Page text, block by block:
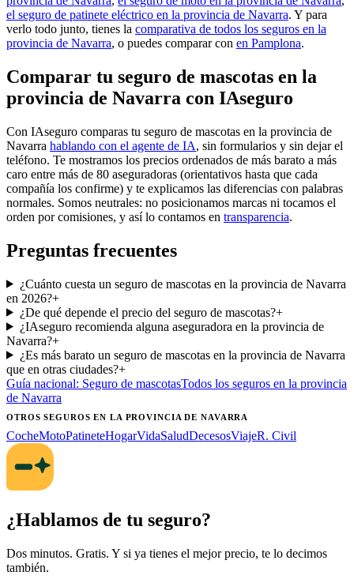
el seguro de patinete eléctrico en la provincia de Navarra. Y para
verlo todo junto, tienes la comparativa de todos los seguros en la
provincia de Navarra, o puedes comparar con en Pamplona.
Comparar tu seguro de mascotas en la
provincia de Navarra con IAseguro
Con IAseguro comparas tu seguro de mascotas en la provincia de
Navarra hablando con el agente de IA, sin formularios y sin dejar el
teléfono. Te mostramos los precios ordenados de más barato a más
caro entre más de 80 aseguradoras (orientativos hasta que cada
compañía los confirme) y te explicamos las diferencias con palabras
normales. Somos neutrales: no posicionamos marcas ni tocamos el
orden por comisiones, y así lo contamos en transparencia.
Preguntas frecuentes
¿Cuánto cuesta un seguro de mascotas en la provincia de Navarra
en 2026?+
¿De qué depende el precio del seguro de mascotas?+
¿IAseguro recomienda alguna aseguradora en la provincia de
Navarra?+
¿Es más barato un seguro de mascotas en la provincia de Navarra
que en otras ciudades?+
Guía nacional: Seguro de mascotasTodos los seguros en la provincia
de Navarra
OTROS SEGUROSEN LA PROVINCIA DE NAVARRA
CocheMotoPatineteHogarVidaSaludDecesosViajeR. Civil
¿Hablamos de tu seguro?
Dos minutos. Gratis. Y si ya tienes el mejor precio, te lo decimos
también.